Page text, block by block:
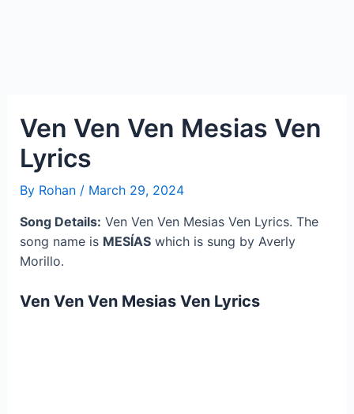
Ven Ven Ven Mesias Ven
Lyrics
By Rohan / March 29, 2024
Song Details: Ven Ven Ven Mesias Ven Lyrics. The
song name is MESÍASwhich is sung by Averly
Morillo.
Ven Ven Ven Mesias Ven Lyrics